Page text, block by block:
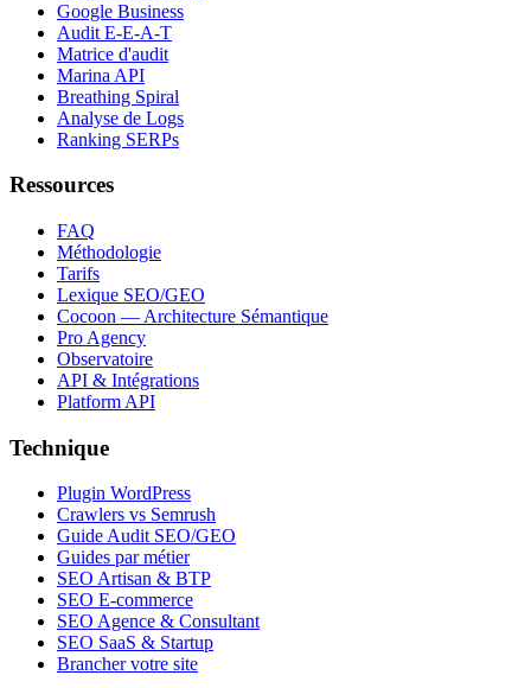
Google Business
Audit E-E-A-T
Matrice d'audit
Marina API
Breathing Spiral
Analyse de Logs
Ranking SERPs
Ressources
FAQ
Méthodologie
Tarifs
Lexique SEO/GEO
Cocoon — Architecture Sémantique
Pro Agency
Observatoire
API & Intégrations
Platform API
Technique
Plugin WordPress
Crawlers vs Semrush
Guide Audit SEO/GEO
Guides par métier
SEO Artisan & BTP
SEO E-commerce
SEO Agence & Consultant
SEO SaaS & Startup
Brancher votre site